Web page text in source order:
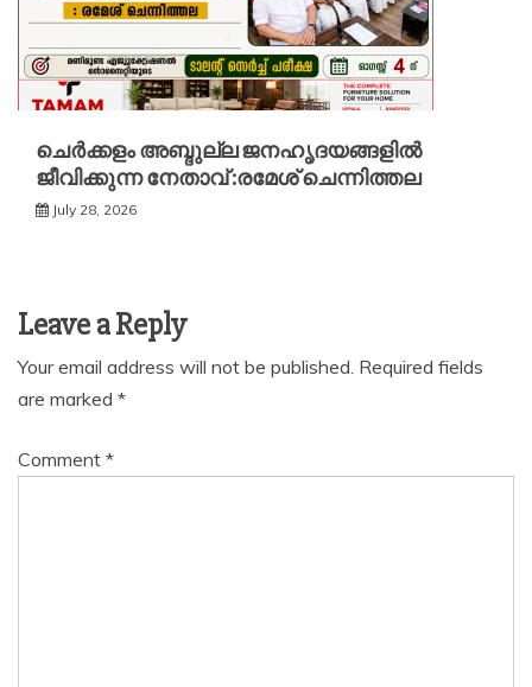
ചെർക്കളം അബ്ദുല്ല ജനഹൃദയങ്ങളിൽ
ജീവിക്കുന്ന നേതാവ് :രമേശ് ചെന്നിത്തല
July 28, 2026
Leave a Reply
Your email address will not be published. Required fields
are marked *
Comment *